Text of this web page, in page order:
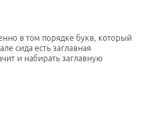
в том порядке букв, который
сида есть заглавная
и набирать заглавную